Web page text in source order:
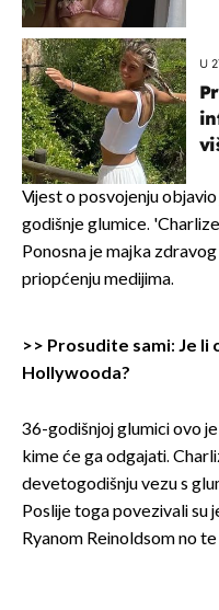
U
Vijest o posvojenju
godišnje glumice.
Ponosna je majka
priopćenju medijima.
>> Prosudite sami: Je li
Hollywooda?
36-godišnjoj glumici ovo
kime će ga odgajati.
devetogodišnju vezu s
Poslije toga povezivali su
Ryanom Reinoldsom no